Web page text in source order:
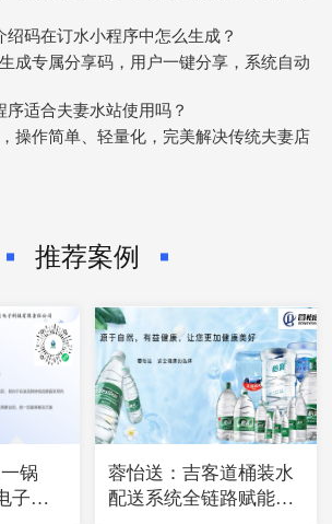
绍码在订水小程序中怎么生成？
成专属分享码，用户一键分享，系统自动
序适合夫妻水站使用吗？
操作简单、轻量化，完美解决传统夫妻店
推荐案例
锅
子水
蓉怡送：吉客道桶装水
配送系统全链路赋能，